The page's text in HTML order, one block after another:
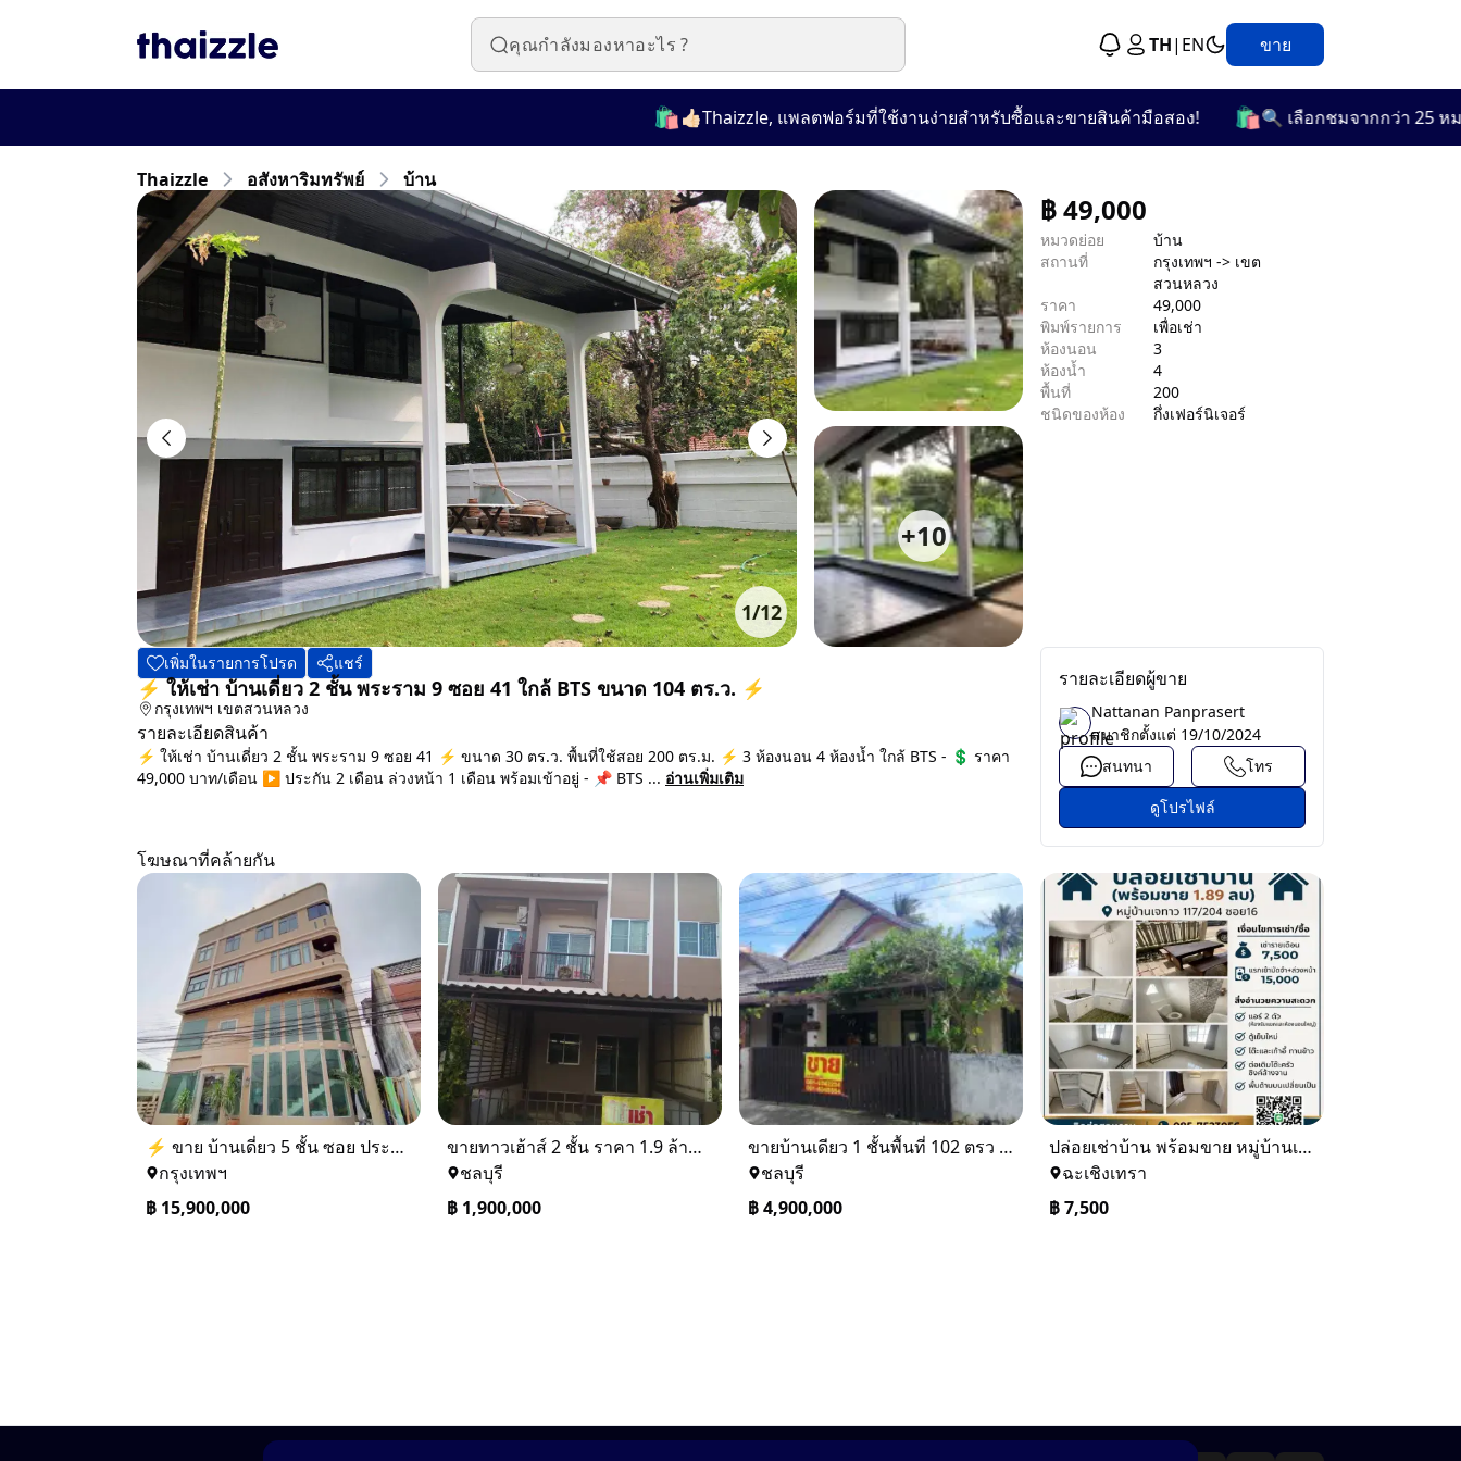
TH| EN ขาย
👍🏻Thaizzle, แพลตฟอร์มที่ใช้งานง่ายสำหรับซื้อและขายสินค้ามือสอง! 🛍️ 🔍 เลือกชมจากกว่า 25 หมวดห
Thaizzle อสังหาริมทรัพย์ บ้าน
1/12
+10
฿49,000
หมวดย่อย
บ้าน
สถานที่
กรุงเทพฯ -> เขต
สวนหลวง
ราคา
49,000
พิมพ์รายการ
เพื่อเช่า
ห้องนอน
3
ห้องน้ำ
4
พื้นที่
200
ชนิดของห้อง
กึ่งเฟอร์นิเจอร์
เพิ่มในรายการโปรด แชร์
⚡ ให้เช่า บ้านเดี่ยว 2 ชั้น พระราม 9 ซอย 41 ใกล้ BTS ขนาด 104 ตร.ว. ⚡
กรุงเทพฯ เขตสวนหลวง
รายละเอียดสินค้า
⚡ ให้เช่า บ้านเดี่ยว 2 ชั้น พระราม 9 ซอย 41 ⚡ ขนาด 30 ตร.ว. พื้นที่ใช้สอย 200 ตร.ม. ⚡ 3 ห้องนอน 4 ห้องน้ำ ใกล้ BTS - 💲 ราคา
49,000 บาท/เดือน ▶️ ประกัน 2 เดือน ล่วงหน้า 1 เดือน พร้อมเข้าอยู่ - 📌 BTS ... อ่านเพิ่มเติม
รายละเอียดผู้ขาย
Nattanan Panprasert
สมาชิกตั้งแต่ 19/10/2024
สนทนา
โทร
ดูโปรไฟล์
โฆษณาที่คล้ายกัน
⚡ ขาย บ้านเดี่ยว 5 ชั้น ซอย ประชาชื่น 14 ใกล้ BTS
กรุงเทพฯ
฿ 15,900,000
ขายทาวเฮ้าส์ 2 ชั้น ราคา 1.9 ล้านบาท ที่อยู่ ศรีราชา ชลบุรี
ชลบุรี
฿ 1,900,000
ขายบ้านเดียว 1 ชั้นพื้นที่ 102 ตรว บางละมุง ชลบุรี
ชลบุรี
฿4,900,000
ปล่อยเช่าบ้าน พร้อมขาย หมู่บ้านเจทาว ตำบลแสนภูดาษ
ฉะเชิงเทรา
฿7,500